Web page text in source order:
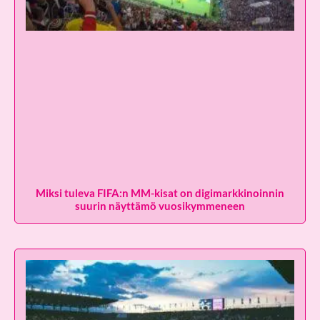
Miksi tuleva FIFA:n MM-kisat on digimarkkinoinnin
suurin näyttämö vuosikymmeneen